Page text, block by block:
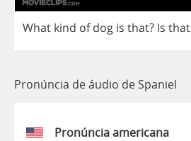
What kind of dog is that? Is that
Pronúncia de áudio de Spaniel
Pronúncia americana